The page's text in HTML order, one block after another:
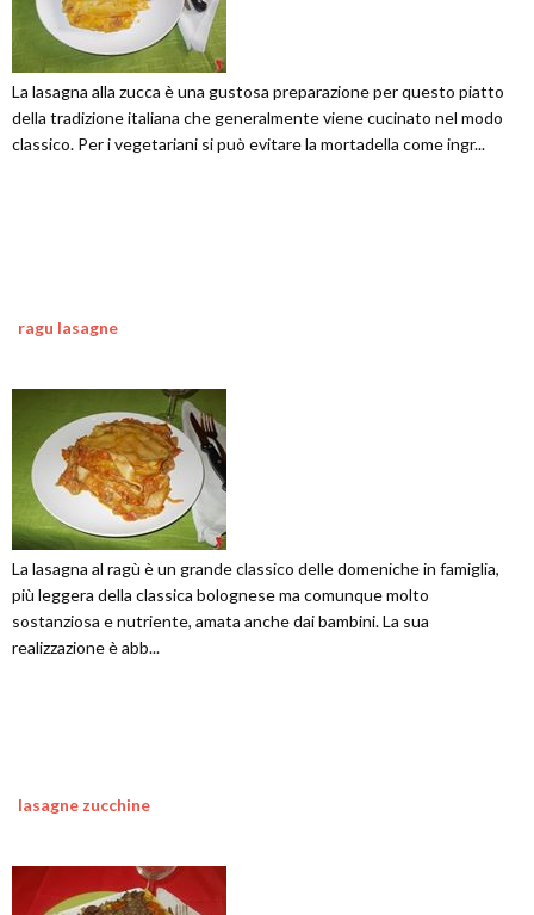
La lasagna alla zucca è una gustosa preparazione per questo piatto
della tradizione italiana che generalmente viene cucinato nel modo
classico. Per i vegetariani si può evitare la mortadella come ingr...
ragu lasagne
La lasagna al ragù è un grande classico delle domeniche in famiglia,
più leggera della classica bolognese ma comunque molto
sostanziosa e nutriente, amata anche dai bambini. La sua
realizzazione è abb...
lasagne zucchine